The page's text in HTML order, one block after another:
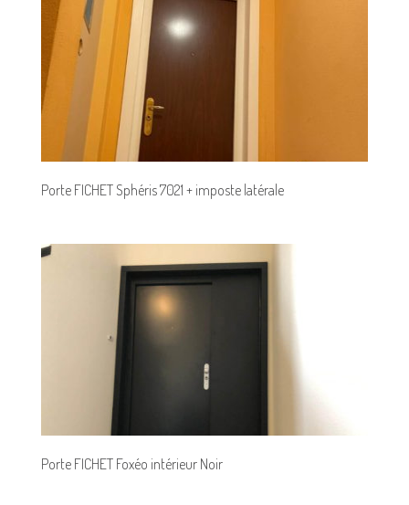
Porte FICHET Sphéris 7021 + imposte latérale
Porte FICHET Foxéo intérieur Noir